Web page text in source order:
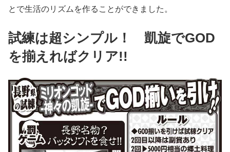
とで生活のリズムを作ることができました。
試練は超シンプル！ 凱旋でGOD
を揃えればクリア!!